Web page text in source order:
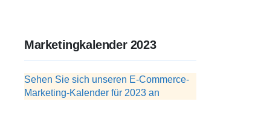
Marketingkalender 2023
Sehen Sie sich unseren E-Commerce-
Marketing-Kalender für 2023 an